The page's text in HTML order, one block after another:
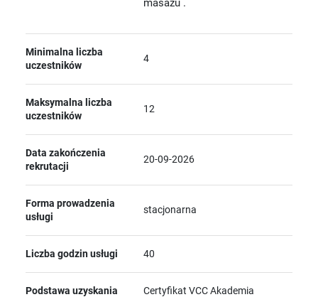
Minimalna liczba
uczestników
4
Maksymalna liczba
uczestników
12
Data zakończenia
rekrutacji
20-09-2026
Forma prowadzenia
usługi
stacjonarna
Liczba godzin usługi 40
Podstawa uzyskania
Certyfikat VCC Akademia